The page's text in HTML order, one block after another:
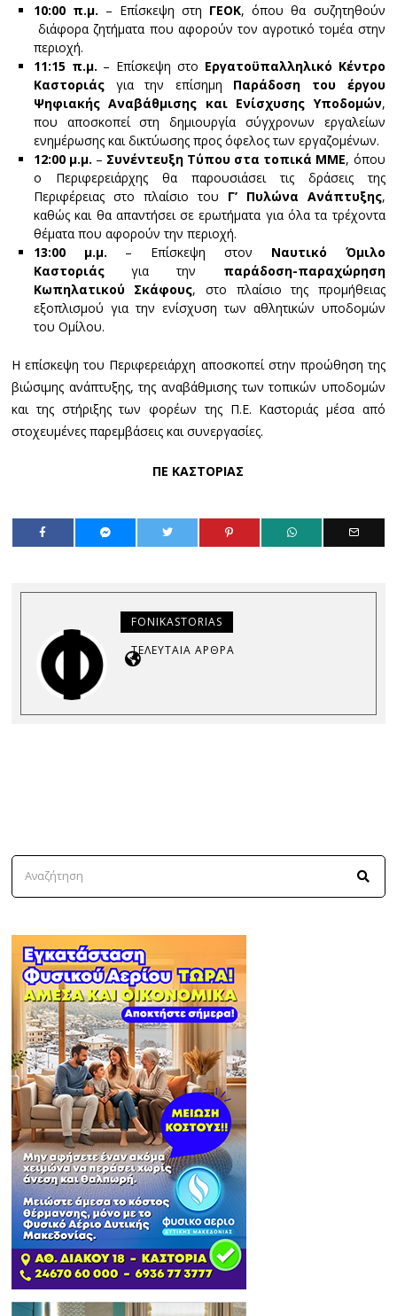
10:00 π.μ. – Επίσκεψη στη ΓΕΟΚ, όπου θα συζητηθούν
διάφορα ζητήματα που αφορούν τον αγροτικό τομέα στην
περιοχή.
11:15 π.μ. – Επίσκεψη στο Εργατοϋπαλληλικό Κέντρο
Καστοριάςγια την επίσημη Παράδοση του έργου
Ψηφιακής Αναβάθμισης και Ενίσχυσης Υποδομών,
που αποσκοπεί στη δημιουργία σύγχρονων εργαλείων
ενημέρωσης και δικτύωσης προς όφελος των εργαζομένων.
12:00 μ.μ. – Συνέντευξη Τύπου στα τοπικά ΜΜΕ, όπου
ο Περιφερειάρχης θα παρουσιάσει τις δράσεις της
Περιφέρειας στο πλαίσιο του Γ’ Πυλώνα Ανάπτυξης,
καθώς και θα απαντήσει σε ερωτήματα για όλα τα τρέχοντα
θέματα που αφορούν την περιοχή.
13:00 μ.μ. – Επίσκεψη στον Ναυτικό Όμιλο
Καστοριάςγια την παράδοση-παραχώρηση
Κωπηλατικού Σκάφους, στο πλαίσιο της προμήθειας
εξοπλισμού για την ενίσχυση των αθλητικών υποδομών
του Ομίλου.
Η επίσκεψη του Περιφερειάρχη αποσκοπεί στην προώθηση της
βιώσιμης ανάπτυξης, της αναβάθμισης των τοπικών υποδομών
και της στήριξης των φορέων της Π.Ε. Καστοριάς μέσα από
στοχευμένες παρεμβάσεις και συνεργασίες.
ΠΕ ΚΑΣΤΟΡΙΑΣ
FONIKASTORIAS
ΤΕΛΕΥΤΑΊΑ ΆΡΘΡΑ